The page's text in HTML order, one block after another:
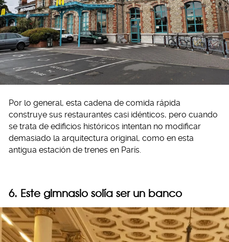
Por lo general, esta cadena de comida rápida
construye sus restaurantes casi idénticos, pero cuando
se trata de edificios históricos intentan no modificar
demasiado la arquitectura original, como en esta
antigua estación de trenes en París.
6. Este gimnasio solía ser un banco